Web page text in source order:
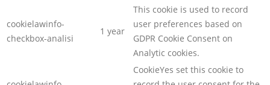
cookielawinfo-
checkbox-analisi
1 year
This cookie is used to record
user preferences based on
GDPR Cookie Consent on
Analytic cookies.
CookieYes set this cookie to